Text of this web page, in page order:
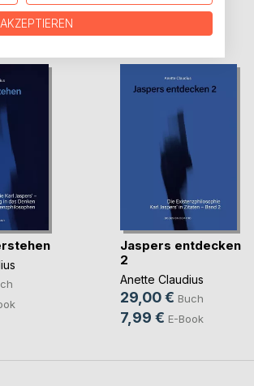
TITEL BEIBoD
Jaspers entdecken
2
Anette Claudius
29,00 € Buch
7,99 € E-Book